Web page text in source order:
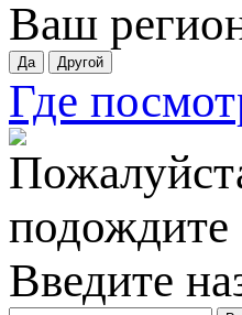
Ваш
Где
Введите